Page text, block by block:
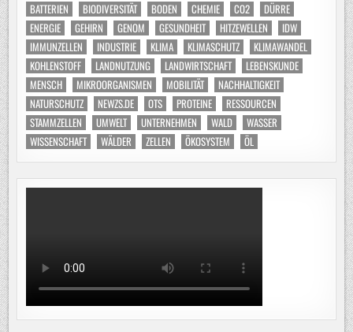
BATTERIEN
BIODIVERSITÄT BODEN CHEMIE CO2
DÜRRE
ENERGIE
GEHIRN GENOM GESUNDHEIT HITZEWELLEN
IDW
IMMUNZELLEN
INDUSTRIE KLIMA KLIMASCHUTZ
KLIMAWANDEL
KOHLENSTOFF
LANDNUTZUNG LANDWIRTSCHAFT
LEBENSKUNDE
MENSCH
MIKROORGANISMEN MOBILITÄT
NACHHALTIGKEIT
NATURSCHUTZ
NEWZS.DE OTS PROTEINE
RESSOURCEN
STAMMZELLEN
UMWELT UNTERNEHMEN WALD
WASSER
WISSENSCHAFT
WÄLDER ZELLEN ÖKOSYSTEM ÖL